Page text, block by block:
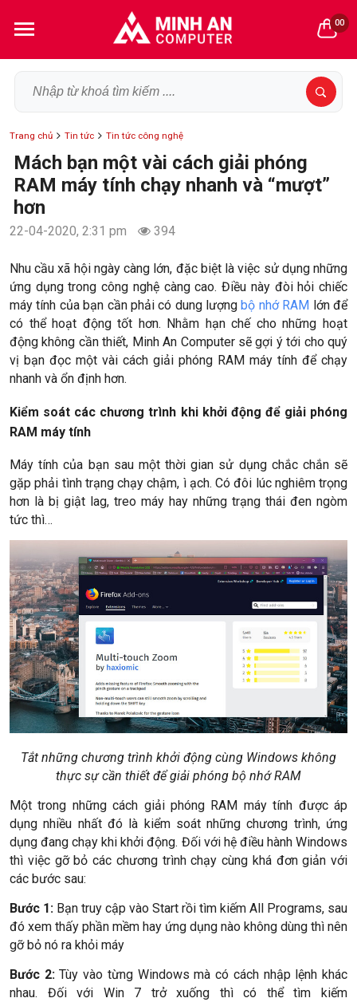
00
Trang chủ Tin tức Tin tức công nghệ
Mách bạn một vài cách giải phóng
RAM máy tính chạy nhanh và “mượt”
hơn
22-04-2020, 2:31 pm 394
Nhu cầu xã hội ngày càng lớn, đặc biệt là việc sử dụng những
ứng dụng trong công nghệ càng cao. Điều này đòi hỏi chiếc
máy tính của bạn cần phải có dung lượngbộ nhớ RAM lớn để
có thể hoạt động tốt hơn. Nhằm hạn chế cho những hoạt
động không cần thiết, Minh An Computer sẽ gợi ý tới cho quý
vị bạn đọc một vài cách giải phóng RAM máy tính để chạy
nhanh và ổn định hơn.
Kiểm soát các chương trình khi khởi động để giải phóng
RAM máy tính
Máy tính của bạn sau một thời gian sử dụng chắc chắn sẽ
gặp phải tình trạng chạy chậm, ì ạch. Có đôi lúc nghiêm trọng
hơn là bị giật lag, treo máy hay những trạng thái đen ngòm
tức thì…
Tắt những chương trình khởi động cùng Windows không
thực sự cần thiết để giải phóng bộ nhớ RAM
Một trong những cách giải phóng RAM máy tính được áp
dụng nhiều nhất đó là kiểm soát những chương trình, ứng
dụng đang chạy khi khởi động. Đối với hệ điều hành Windows
thì việc gỡ bỏ các chương trình chạy cùng khá đơn giản với
các bước sau:
Bước 1: Bạn truy cập vào Start rồi tìm kiếm All Programs, sau
đó xem thấy phần mềm hay ứng dụng nào không dùng thì nên
gỡ bỏ nó ra khỏi máy
Bước 2:Tùy vào từng Windows mà có cách nhập lệnh khác
nhau. Đối với Win 7 trở xuống thì có thể tìm kiếm